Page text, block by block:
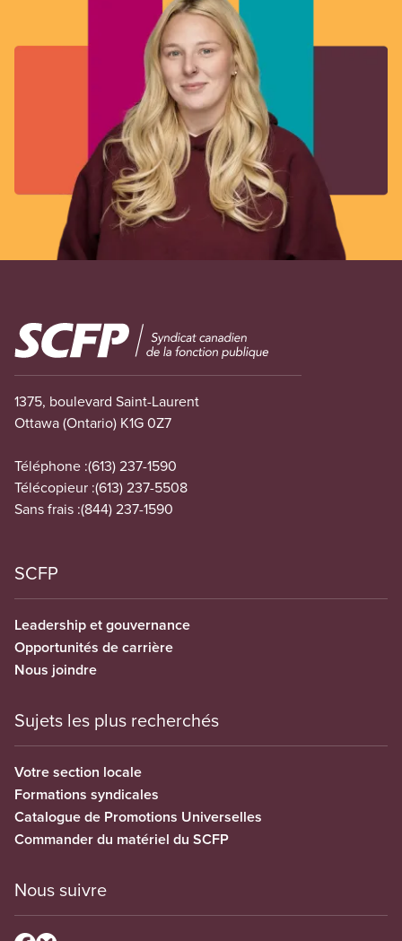
Image
1375, boulevard Saint-Laurent
Ottawa (Ontario) K1G 0Z7
Téléphone :(613) 237-1590
Télécopieur :(613) 237-5508
Sans frais :(844) 237-1590
SCFP
Leadership et gouvernance
Opportunités de carrière
Nous joindre
Sujets les plus recherchés
Votre section locale
Formations syndicales
Catalogue de Promotions Universelles
Commander du matériel du SCFP
Nous suivre